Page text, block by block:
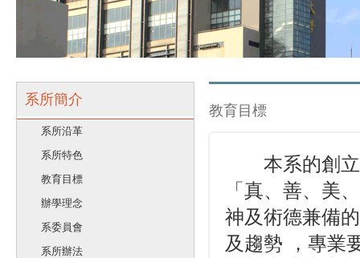
系所簡介
系所沿革
系所特色
教育目標
辦學理念
系委員會
系所辦法
教育目標
本系的創立
「真、善、美
神及術德兼備
及趨勢 ，專業